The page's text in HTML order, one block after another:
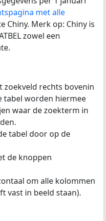
met alle
Chiny. Merk op: Chiny is
zowel een
zoekveld rechts bovenin
tabel worden hiermee
waar de zoekterm in
tabel door op de
de knoppen
om alle kolommen
vast in beeld staan).